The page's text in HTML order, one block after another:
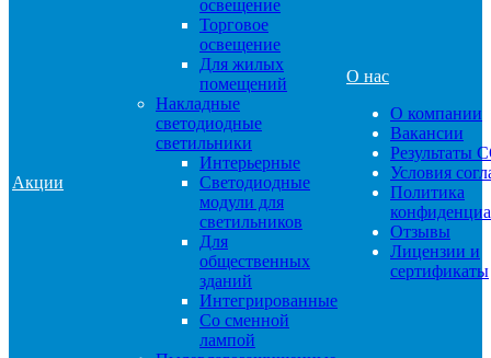
Акции
освещение
Торговое
освещение
Для жилых
помещений
Накладные
светодиодные
светильники
Интерьерные
Светодиодные
модули для
светильников
Для
общественных
зданий
Интегрированные
Со сменной
лампой
О нас
О компании
Вакансии
Результаты
Условия
Политика
Отзывы
Лицензии и
сертификаты